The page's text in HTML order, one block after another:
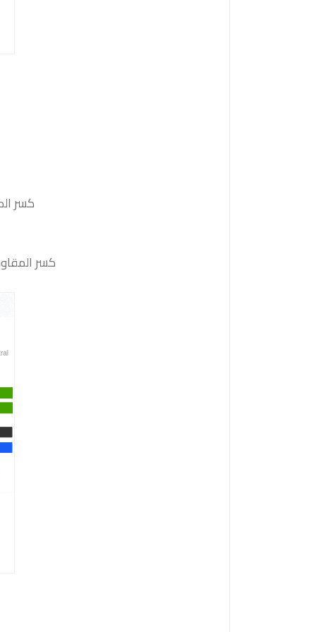
كسر الدعم 158.45 والثبات أدنى منه على الأقل بشمعة 4
كسر المقاومة 159.45 والثبات أعلى منها على الأقل بشمعة 4 ساعات ستدفع